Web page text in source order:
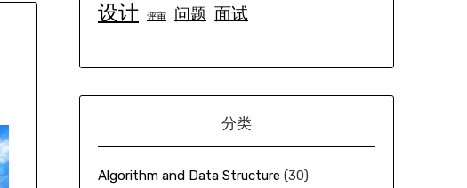
设计 评审 问题 面试
分类
Algorithm and Data Structure (30)